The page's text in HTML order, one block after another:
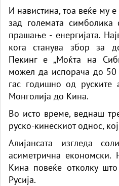
И навистина, тоа веќе му е
зад големата симболика
прашање - енергијата.
кога станува збор за
Пекинг е „Моќта на
можел да испорача до
гас годишно од руските
Монголија до Кина.
Во исто време, веднаш
руско-кинескиот однос,
Алијансата изгледа
асиметрична економски.
Кина повеќе отколку
Русија.